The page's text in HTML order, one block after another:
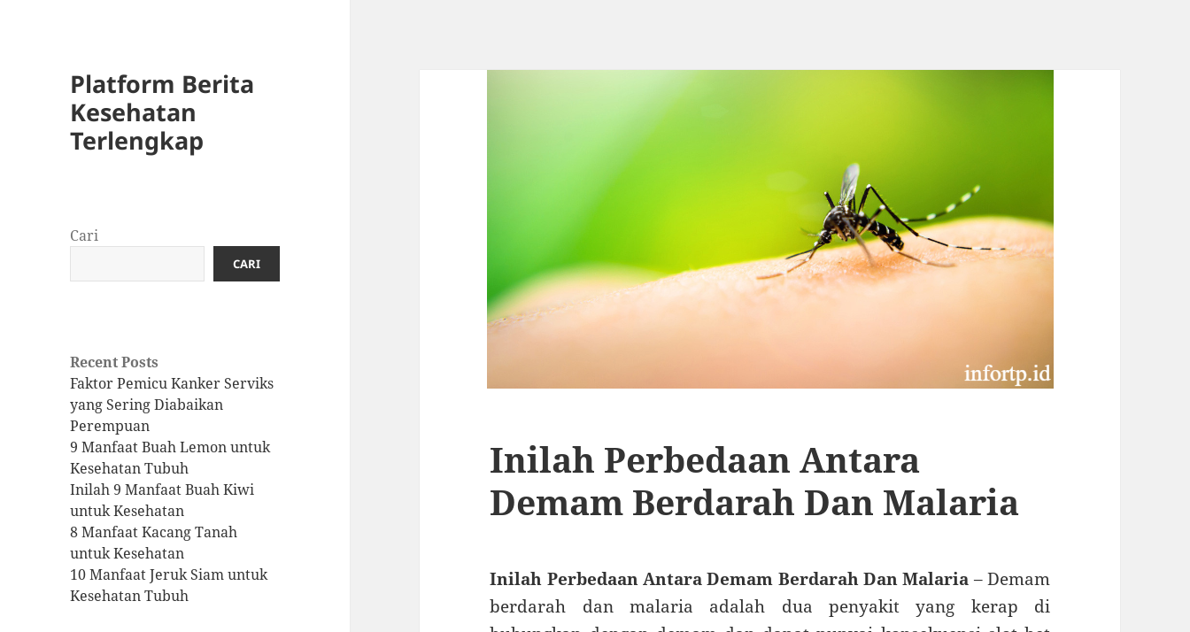
Platform Berita
Kesehatan
Terlengkap
Cari
CARI
Recent Posts
Faktor Pemicu Kanker Serviks
yang Sering Diabaikan
Perempuan
9 Manfaat Buah Lemon untuk
Kesehatan Tubuh
Inilah 9 Manfaat Buah Kiwi
untuk Kesehatan
8 Manfaat Kacang Tanah
untuk Kesehatan
10 Manfaat Jeruk Siam untuk
Kesehatan Tubuh
Inilah Perbedaan Antara
Demam Berdarah Dan Malaria
Inilah Perbedaan Antara Demam Berdarah Dan Malaria – Demam
berdarah dan malaria adalah dua penyakit yang kerap di